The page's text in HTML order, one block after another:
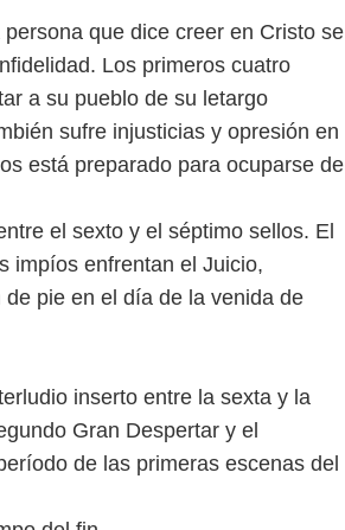
persona que dice creer en Cristo se
Los primeros cuatro
a su pueblo de su letargo
sufre injusticias y opresión en
está preparado para ocuparse de
el sexto y el séptimo sellos. El
impíos enfrentan el Juicio,
pie en el día de la venida de
inserto entre la sexta y la
Gran Despertar y el
de las primeras escenas del